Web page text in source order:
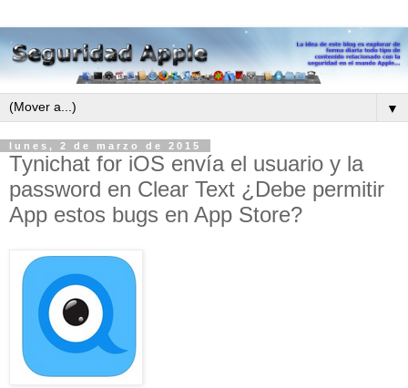
▼
lunes, 2 de marzo de 2015
Tynichat for iOS envía el usuario y la
password en Clear Text ¿Debe permitir
App estos bugs en App Store?